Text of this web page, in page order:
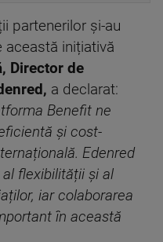
partenerilor și-au
această inițiativă
Director de
a declarat:
Benefit ne
și cost-
Edenred
flexibilității și al
iar colaborarea
în această